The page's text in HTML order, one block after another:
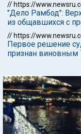
// https://
"Дело Рамбод":
из общавшихся с
// https://
Первое решение
признан